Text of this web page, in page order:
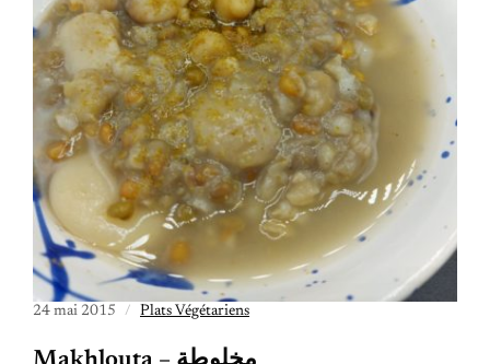
24 mai 2015 Plats Végétariens